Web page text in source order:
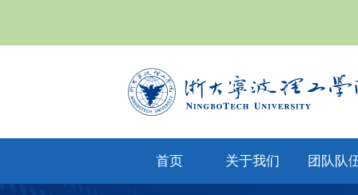
首页 关于我们 团队队